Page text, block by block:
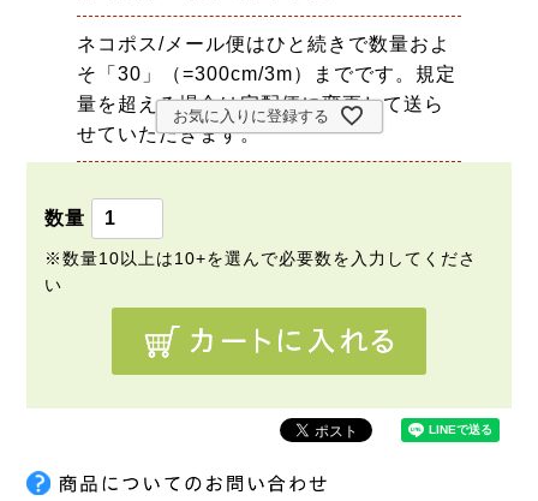
ネコポス/メール便はひと続きで数量およ
そ「30」（=300cm/3m）までです。規定
量を超える場合は宅配便に変更して送ら
せていただきます。
お気に入りに登録する